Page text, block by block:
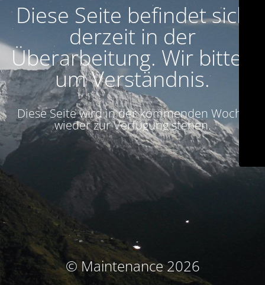
Diese Seite befindet sich
derzeit in der
Überarbeitung. Wir bitten
um Verständnis.
Diese Seite wird in der kommenden Woche
wieder zur Verfügung stehen.
© Maintenance 2026